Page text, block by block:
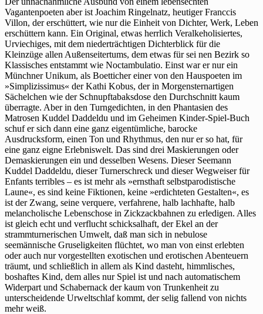
Vagantenpoeten aber ist Joachim Ringelnatz, heutiger Franccis
Villon, der erschüttert, wie nur die Einheit von Dichter, Werk, Leben
erschüttern kann. Ein Original, etwas herrlich Veralkeholisiertes,
Urviechiges, mit dem niederträchtigen Dichterblick für die
Kleinzüge allen Außenseitertums, dem etwas für sei nen Bezirk so
Klassisches entstammt wie Noctambulatio. Einst war er nur ein
Münchner Unikum, als Boetticher einer von den Hauspoeten im
»Simplizissimus« der Kathi Kobus, der in Morgensternartigen
Sächelchen wie der Schnupftabaksdose den Durchschnitt kaum
überragte. Aber in den Turngedichten, in den Phantasien des
Matrosen Kuddel Daddeldu und im Geheimen Kinder-Spiel-Buch
schuf er sich dann eine ganz eigentümliche, barocke
Ausdrucksform, einen Ton und Rhythmus, den nur er so hat, für
eine ganz eigne Erlebniswelt. Das sind drei Maskierungen oder
Demaskierungen ein und desselben Wesens. Dieser Seemann
Kuddel Daddeldu, dieser Turnerschreck und dieser Wegweiser für
Enfants terribles – es ist mehr als »ernsthaft selbstparodistische
Laune«, es sind keine Fiktionen, keine »erdichteten Gestalten«, es
ist der Zwang, seine verquere, verfahrene, halb lachhafte, halb
melancholische Lebenschose in Zickzackbahnen zu erledigen. Alles
ist gleich echt und verflucht schicksalhaft, der Ekel an der
strammturnerischen Umwelt, daß man sich in nebulose
seemännische Gruseligkeiten flüchtet, wo man von einst erlebten
oder auch nur vorgestellten exotischen und erotischen Abenteuern
träumt, und schließlich in allem als Kind dasteht, himmlisches,
boshaftes Kind, dem alles nur Spiel ist und nach automatischem
Widerpart und Schabernack der kaum von Trunkenheit zu
unterscheidende Urweltschlaf kommt, der selig fallend von nichts
mehr weiß.